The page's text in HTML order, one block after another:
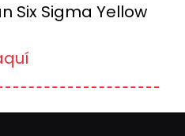
Six Sigma Yellow